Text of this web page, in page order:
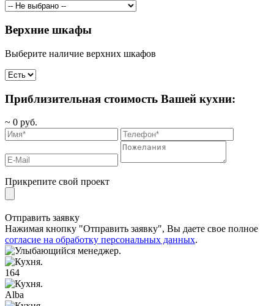
Верхние шкафы
Выберите наличие верхних шкафов
Приблизительная стоимость Вашей кухни:
~ 0 руб.
Прикрепите свой проект
Отправить заявку
Нажимая кнопку "Отправить заявку", Вы даете свое полное
согласие на обработку персональных данных.
164
Alba